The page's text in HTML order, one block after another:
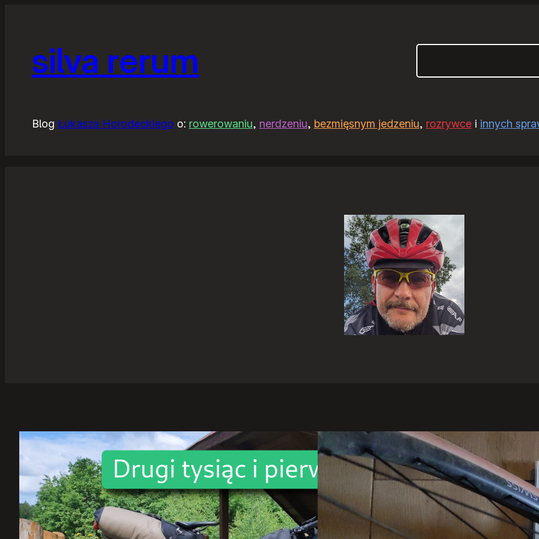
silva rerum
Blog Łukasza Horodeckiego o: rowerowaniu, nerdzeniu, bezmięsnym jedzeniu, rozrywcei innych